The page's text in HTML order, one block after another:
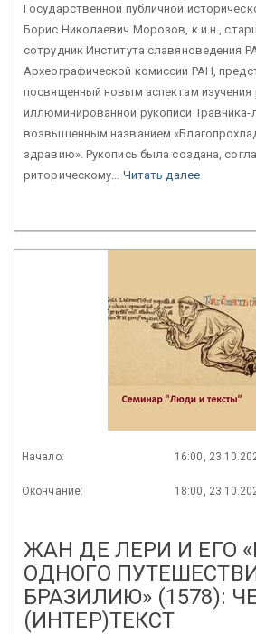
Государственной публичной
Борис Николаевич Морозов, к.и.н.,
сотрудник Института славяноведения
Археографической комиссии РАН,
посвященный новым аспектам
иллюминированной рукописи Травника-
возвышенным названием
здравию». Рукопись была создана,
риторическому... Читать далее
Начало: 16:00,
Окончание: 18:00,
ЖАН ДЕ ЛЕРИ И ЕГО
ОДНОГО
БРАЗИЛИЮ» (1578):
(ИНТЕР)ТЕКСТ